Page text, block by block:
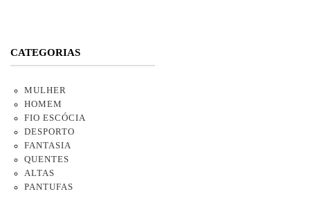
CATEGORIAS
MULHER
HOMEM
FIO ESCÓCIA
DESPORTO
FANTASIA
QUENTES
ALTAS
PANTUFAS